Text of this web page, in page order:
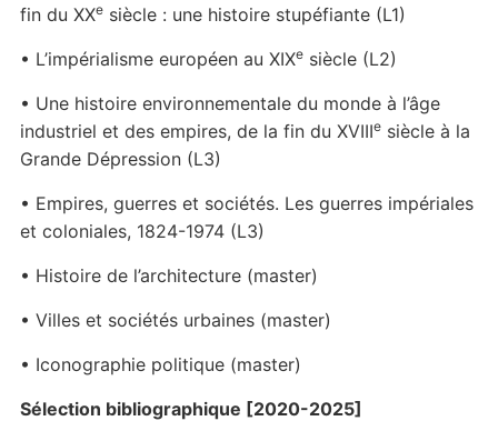
fin du XXesiècle : une histoire stupéfiante (L1)
• L’impérialisme européen au XIXesiècle (L2)
• Une histoire environnementale du monde à l’âge
industriel et des empires, de la fin du XVIIIesiècle à la
Grande Dépression (L3)
• Empires, guerres et sociétés. Les guerres impériales
et coloniales, 1824-1974 (L3)
• Histoire de l’architecture (master)
• Villes et sociétés urbaines (master)
• Iconographie politique (master)
Sélection bibliographique [2020-2025]